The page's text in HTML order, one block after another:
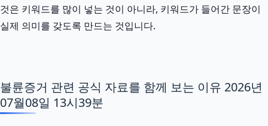
것은 키워드를 많이 넣는 것이 아니라, 키워드가 들어간 문장이
실제 의미를 갖도록 만드는 것입니다.
불륜증거 관련 공식 자료를 함께 보는 이유 2026년
07월08일 13시39분